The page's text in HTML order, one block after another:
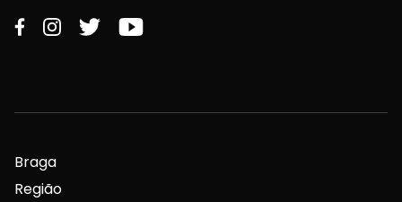
Braga
Região